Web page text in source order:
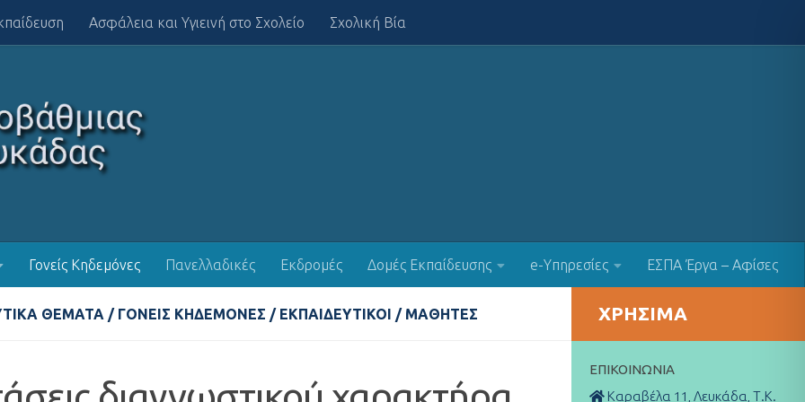
Ασφάλεια και Υγιεινή στο Σχολείο Σχολική Βία
Γονείς Κηδεμόνες Πανελλαδικές Εκδρομές Δομές Εκπαίδευσης e-Υπηρεσίες ΕΣΠΑ Έργα – Αφίσες
ΘΈΜΑΤΑ / ΓΟΝΕΊΣ ΚΗΔΕΜΌΝΕΣ / ΕΚΠΑΙΔΕΥΤΙΚΟΊ / ΜΑΘΗΤΈΣ ΧΡΉΣΙΜΑ
ΕΠΙΚΟΙΝΩΝΊΑ
Καραβέλα 11, Λευκάδα, Τ.Κ.